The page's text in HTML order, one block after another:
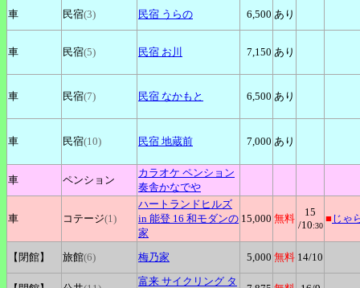
車 民宿(3) 民宿 うらの 6,500 あり
車 民宿(5) 民宿 お川 7,150 あり
車 民宿(7) 民宿 なかもと 6,500 あり
車 民宿(10) 民宿 地蔵前 7,000 あり
車 ペンション
カラオケ ペンション
奏舎かなでや
車 コテージ(1)
ハートランドヒルズ
in 能登 16 和モダンの
家
15,000 無料
15
/10:30
■ じゃ
【閉館】 旅館(6) 梅乃家 5,000 無料 14/10
富来 サイクリング タ